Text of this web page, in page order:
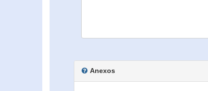
Anexos